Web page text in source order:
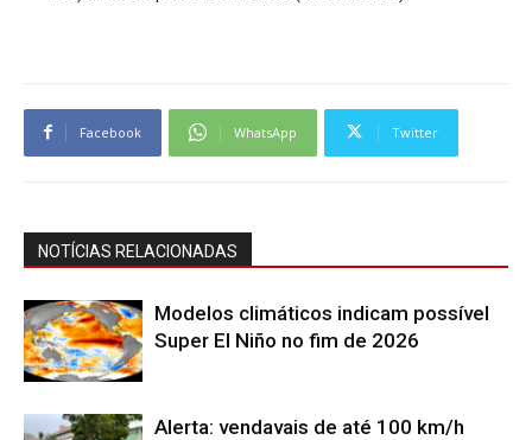
Facebook WhatsApp Twitter
NOTÍCIAS RELACIONADAS
Modelos climáticos indicam possível
Super El Niño no fim de 2026
Alerta: vendavais de até 100 km/h